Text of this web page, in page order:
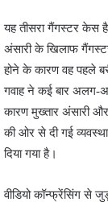
यह तीसरा गैंगस्‍टर केस
अंसारी के खिलाफ
होने के कारण वह पहले
गवाह ने कई बार अलग-
कारण मुख्तार अंसारी
की ओर से दी गई
दिया गया है।
वीडियो कॉन्फ्रेंसिंग से